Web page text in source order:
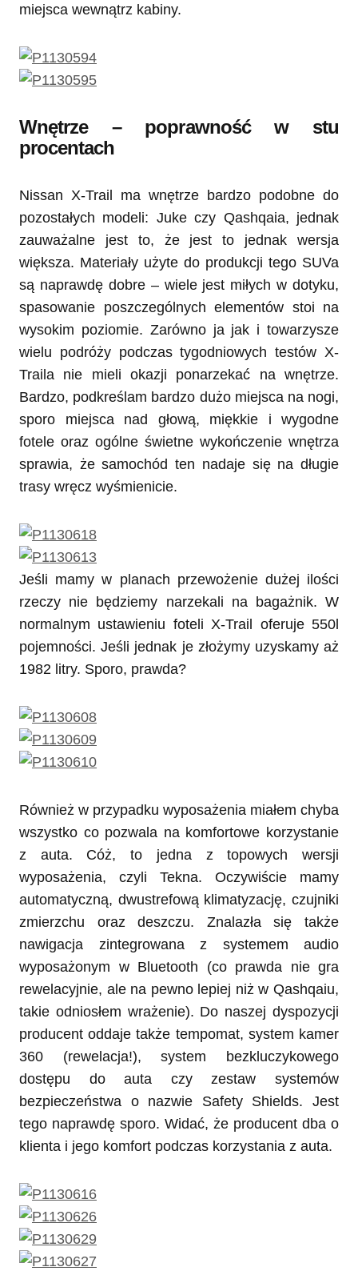
miejsca wewnątrz kabiny.
Wnętrze – poprawność w stu
procentach
Nissan X-Trail ma wnętrze bardzo podobne do
pozostałych modeli: Juke czy Qashqaia, jednak
zauważalne jest to, że jest to jednak wersja
większa. Materiały użyte do produkcji tego SUVa
są naprawdę dobre – wiele jest miłych w dotyku,
spasowanie poszczególnych elementów stoi na
wysokim poziomie. Zarówno ja jak i towarzysze
wielu podróży podczas tygodniowych testów X-
Traila nie mieli okazji ponarzekać na wnętrze.
Bardzo, podkreślam bardzo dużo miejsca na nogi,
sporo miejsca nad głową, miękkie i wygodne
fotele oraz ogólne świetne wykończenie wnętrza
sprawia, że samochód ten nadaje się na długie
trasy wręcz wyśmienicie.
Jeśli mamy w planach przewożenie dużej ilości
rzeczy nie będziemy narzekali na bagażnik. W
normalnym ustawieniu foteli X-Trail oferuje 550l
pojemności. Jeśli jednak je złożymy uzyskamy aż
1982 litry. Sporo, prawda?
Również w przypadku wyposażenia miałem chyba
wszystko co pozwala na komfortowe korzystanie
z auta. Cóż, to jedna z topowych wersji
wyposażenia, czyli Tekna. Oczywiście mamy
automatyczną, dwustrefową klimatyzację, czujniki
zmierzchu oraz deszczu. Znalazła się także
nawigacja zintegrowana z systemem audio
wyposażonym w Bluetooth (co prawda nie gra
rewelacyjnie, ale na pewno lepiej niż w Qashqaiu,
takie odniosłem wrażenie). Do naszej dyspozycji
producent oddaje także tempomat, system kamer
360 (rewelacja!), system bezkluczykowego
dostępu do auta czy zestaw systemów
bezpieczeństwa o nazwie Safety Shields. Jest
tego naprawdę sporo. Widać, że producent dba o
klienta i jego komfort podczas korzystania z auta.